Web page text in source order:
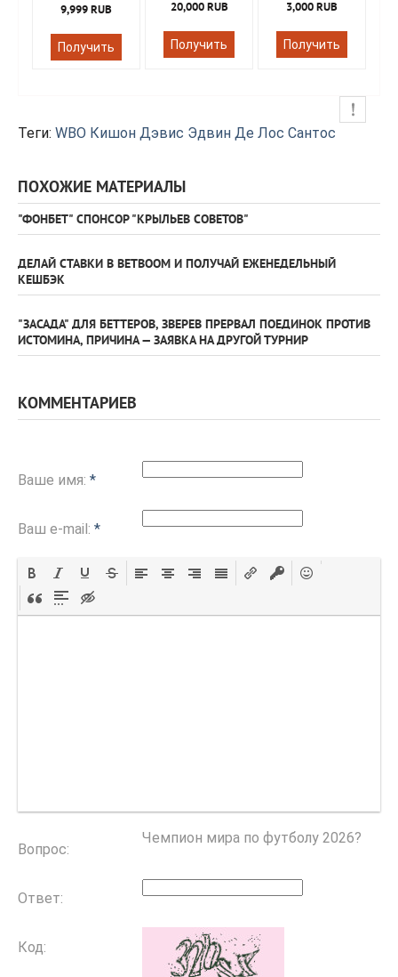
9,999 RUB
Получить
20,000 RUB
Получить
3,000 RUB
Получить
Теги: WBO Кишон Дэвис Эдвин Де Лос Сантос
ПОХОЖИЕ МАТЕРИАЛЫ
"ФОНБЕТ" СПОНСОР "КРЫЛЬЕВ СОВЕТОВ"
ДЕЛАЙ СТАВКИ В BETBOOM И ПОЛУЧАЙ ЕЖЕНЕДЕЛЬНЫЙ
КЕШБЭК
"ЗАСАДА" ДЛЯ БЕТТЕРОВ, ЗВЕРЕВ ПРЕРВАЛ ПОЕДИНОК ПРОТИВ
ИСТОМИНА, ПРИЧИНА — ЗАЯВКА НА ДРУГОЙ ТУРНИР
КОММЕНТАРИЕВ
Ваше имя: *
Ваш e-mail: *
Вопрос:
Чемпион мира по футболу 2026?
Ответ:
Код: